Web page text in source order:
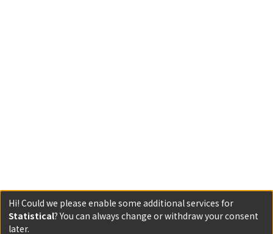
Powered by DSpace and JAIRO Crawler-List
Hi! Could we please enable some additional services for
Statistical? You can always change or withdraw your consent
later.